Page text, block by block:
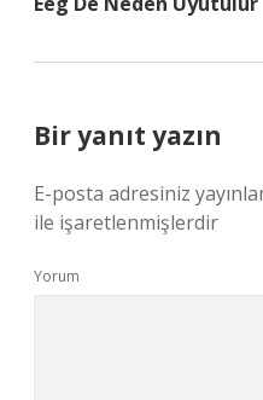
Bir yanıt yazın
E-posta adresiniz
ile işaretlenmişlerdir
Yorum